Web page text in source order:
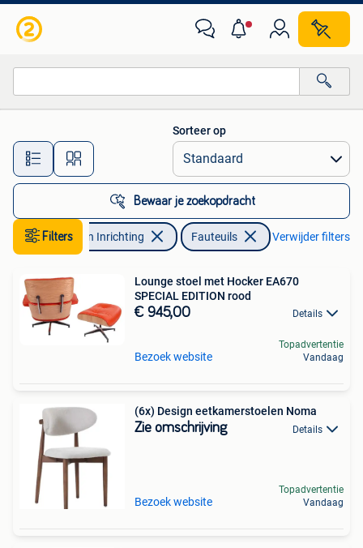
Alle afstanden…
Sorteer op
Bewaar je zoekopdracht
FiltersHuis en Inrichting Fauteuils Verwijder filters
Lounge stoel met Hocker EA670
SPECIAL EDITION rood
€ 945,00 Details
Bezoek website
Topadvertentie
Vandaag
(6x) Design eetkamerstoelen Noma
Zie omschrijving Details
Bezoek website
Topadvertentie
Vandaag